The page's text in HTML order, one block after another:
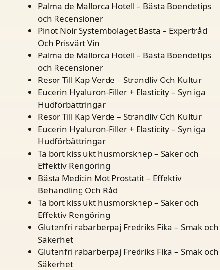
Palma de Mallorca Hotell – Bästa Boendetips
och Recensioner
Pinot Noir Systembolaget Bästa – Expertråd
Och Prisvärt Vin
Palma de Mallorca Hotell – Bästa Boendetips
och Recensioner
Resor Till Kap Verde – Strandliv Och Kultur
Eucerin Hyaluron-Filler + Elasticity – Synliga
Hudförbättringar
Resor Till Kap Verde – Strandliv Och Kultur
Eucerin Hyaluron-Filler + Elasticity – Synliga
Hudförbättringar
Ta bort kisslukt husmorsknep – Säker och
Effektiv Rengöring
Bästa Medicin Mot Prostatit – Effektiv
Behandling Och Råd
Ta bort kisslukt husmorsknep – Säker och
Effektiv Rengöring
Glutenfri rabarberpaj Fredriks Fika – Smak och
Säkerhet
Glutenfri rabarberpaj Fredriks Fika – Smak och
Säkerhet